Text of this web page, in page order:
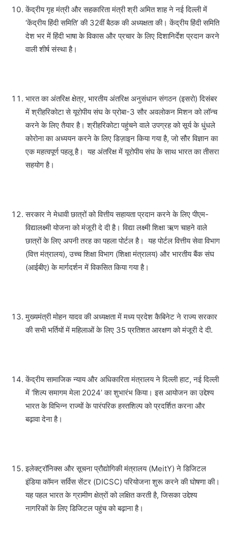
केंद्रीय गृह मंत्री और सहकारिता मंत्री श्री अमित शाह ने नई दिल्ली में
‘केंद्रीय हिंदी समिति’ की 32वीं बैठक की अध्यक्षता की। केंद्रीय हिंदी समिति
देश भर में हिंदी भाषा के विकास और प्रचार के लिए दिशानिर्देश प्रदान करने
वाली शीर्ष संस्था है।
भारत का अंतरिक्ष क्षेत्र, भारतीय अंतरिक्ष अनुसंधान संगठन (इसरो) दिसंबर
में श्रीहरिकोटा से यूरोपीय संघ के प्रोबा-3 सौर अवलोकन मिशन को लॉन्च
करने के लिए तैयार है। श्रीहरिकोटा पहुंचने वाले उपग्रह को सूर्य के धुंधले
कोरोना का अध्ययन करने के लिए डिज़ाइन किया गया है, जो सौर विज्ञान का
एक महत्वपूर्ण पहलू है। यह अंतरिक्ष में यूरोपीय संघ के साथ भारत का तीसरा
सहयोग है।
सरकार ने मेधावी छात्रों को वित्तीय सहायता प्रदान करने के लिए पीएम-
विद्यालक्ष्मी योजना को मंजूरी दे दी है। विद्या लक्ष्मी शिक्षा ऋण चाहने वाले
छात्रों के लिए अपनी तरह का पहला पोर्टल है। यह पोर्टल वित्तीय सेवा विभाग
(वित्त मंत्रालय), उच्च शिक्षा विभाग (शिक्षा मंत्रालय) और भारतीय बैंक संघ
(आईबीए) के मार्गदर्शन में विकसित किया गया है।
मुख्यमंत्री मोहन यादव की अध्यक्षता में मध्य प्रदेश कैबिनेट ने राज्य सरकार
की सभी भर्तियों में महिलाओं के लिए 35 प्रतिशत आरक्षण को मंजूरी दे दी.
केंद्रीय सामाजिक न्याय और अधिकारिता मंत्रालय ने दिल्ली हाट, नई दिल्ली
में ‘शिल्प समागम मेला 2024’ का शुभारंभ किया। इस आयोजन का उद्देश्य
भारत के विभिन्न राज्यों के पारंपरिक हस्तशिल्प को प्रदर्शित करना और
बढ़ावा देना है।
इलेक्ट्रॉनिक्स और सूचना प्रौद्योगिकी मंत्रालय (MeitY) ने डिजिटल
इंडिया कॉमन सर्विस सेंटर (DICSC) परियोजना शुरू करने की घोषणा की।
यह पहल भारत के ग्रामीण क्षेत्रों को लक्षित करती है, जिसका उद्देश्य
नागरिकों के लिए डिजिटल पहुंच को बढ़ाना है।